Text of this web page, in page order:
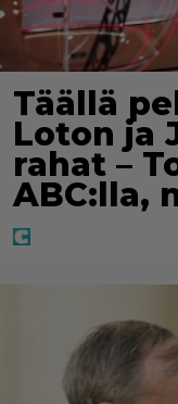
Täällä
Loton ja
rahat –
ABC:lla,